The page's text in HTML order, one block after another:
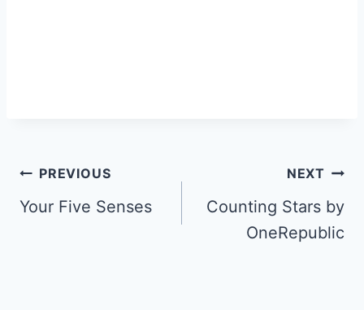
PREVIOUS
Your Five Senses
NEXT
Counting Stars by
OneRepublic